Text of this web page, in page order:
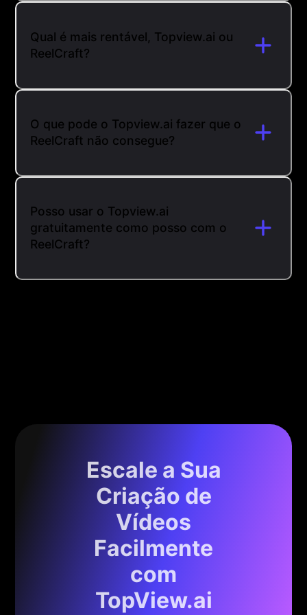
Qual é mais rentável, Topview.ai ou
ReelCraft?
O que pode o Topview.ai fazer que o
ReelCraft não consegue?
Posso usar o Topview.ai
gratuitamente como posso com o
ReelCraft?
Escale a Sua
Criação de
Vídeos
Facilmente
com
TopView.ai